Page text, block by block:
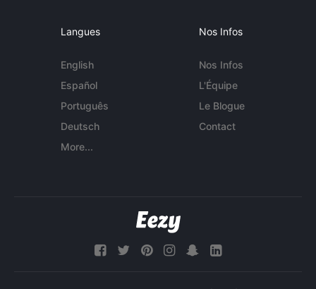
Langues
English
Español
Português
Deutsch
More...
Nos Infos
Nos Infos
L'Équipe
Le Blogue
Contact